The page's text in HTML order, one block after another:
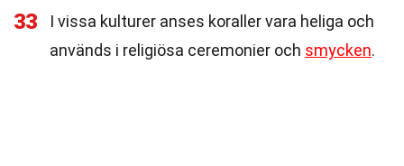
33
I vissa kulturer anses koraller vara heliga och
används i religiösa ceremonier och smycken.